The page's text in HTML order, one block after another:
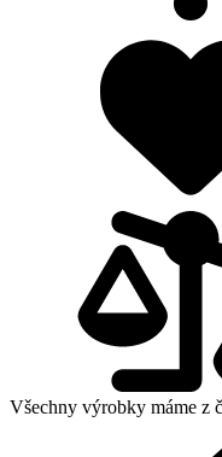
Všechny výrobky máme z